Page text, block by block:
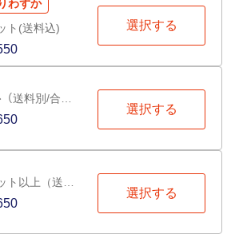
わずか
ト(送料込)
選択する
選択する
選択する